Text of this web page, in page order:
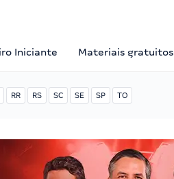
Iniciante Materiais gratuitos
RR RS SC SE SP TO